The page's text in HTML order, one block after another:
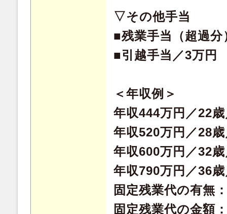
▽その他手当
■残業手当（超過分
■引越手当／3万円
＜年収例＞
年収444万円／22
年収520万円／28
年収600万円／32
年収790万円／36
固定残業代の有無
固定残業代の金額